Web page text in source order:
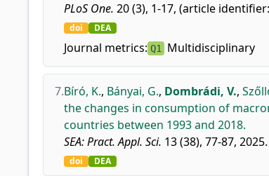
PLoS One. 20 (3), 1-17, (article
doi DEA
Journal metrics: Q1 Multidisciplinary
7.Bíró, K., Bányai, G., Dombrádi, V.,
the changes in consumption of
countries between 1993 and 2018.
SEA: Pract. Appl. Sci. 13 (38), 77-87, 2025.
doi DEA